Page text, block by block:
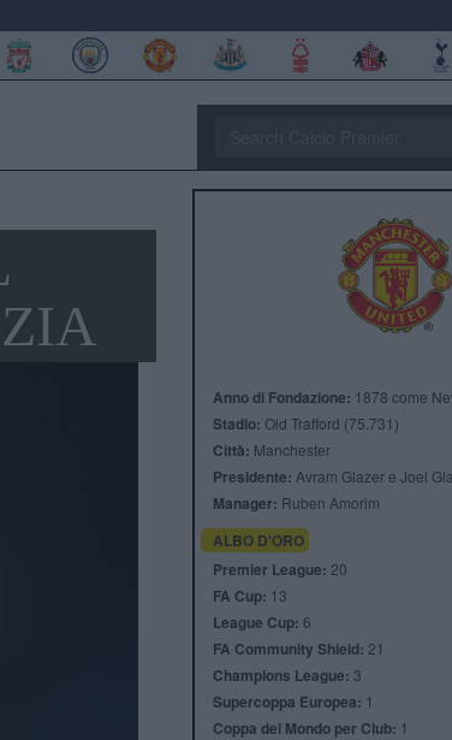
Anno di Fondazione: 1878 come
Stadio: Old Trafford (75.731)
Città: Manchester
Presidente: Avram Glazer e Joel
Manager: Ruben Amorim
ALBO D'ORO
Premier League: 20
FA Cup: 13
League Cup: 6
FA Community Shield: 21
Champions League: 3
Supercoppa Europea: 1
Coppa del Mondo per Club: 1